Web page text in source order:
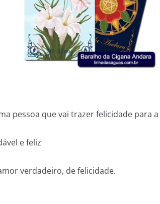
pessoa que vai trazer felicidade para a
e feliz
verdadeiro, de felicidade.